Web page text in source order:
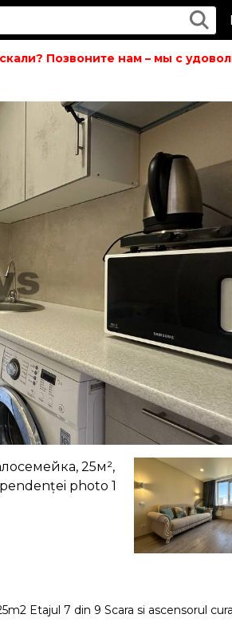
Позвоните нам – мы с
Etajul 7 din 9 Scara si ascensorul